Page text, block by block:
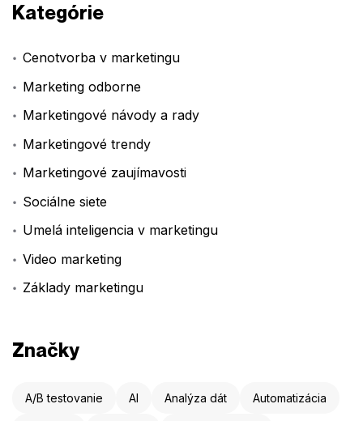
Kategórie
Cenotvorba v marketingu
Marketing odborne
Marketingové návody a rady
Marketingové trendy
Marketingové zaujímavosti
Sociálne siete
Umelá inteligencia v marketingu
Video marketing
Základy marketingu
Značky
A/B testovanie AI Analýza dát Automatizácia